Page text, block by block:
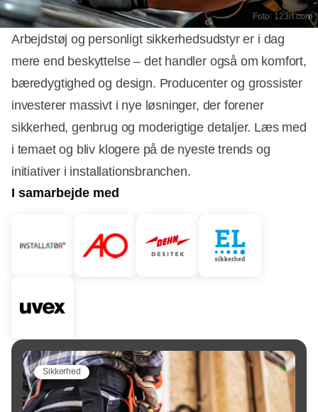
Foto: 123rf.com
Arbejdstøj og personligt sikkerhedsudstyr er i dag
mere end beskyttelse – det handler også om komfort,
bæredygtighed og design. Producenter og grossister
investerer massivt i nye løsninger, der forener
sikkerhed, genbrug og moderigtige detaljer. Læs med
i temaet og bliv klogere på de nyeste trends og
initiativer i installationsbranchen.
I samarbejde med
Sikkerhed